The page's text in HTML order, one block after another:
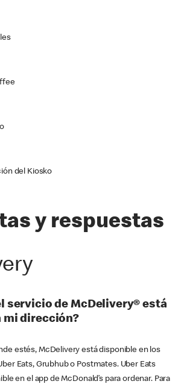
del Kiosko
y respuestas
servicio de McDelivery® está
mi dirección?
estés, McDelivery está disponible en los
Eats, Grubhub o Postmates. Uber Eats
en el app de McDonald’s para ordenar. Para